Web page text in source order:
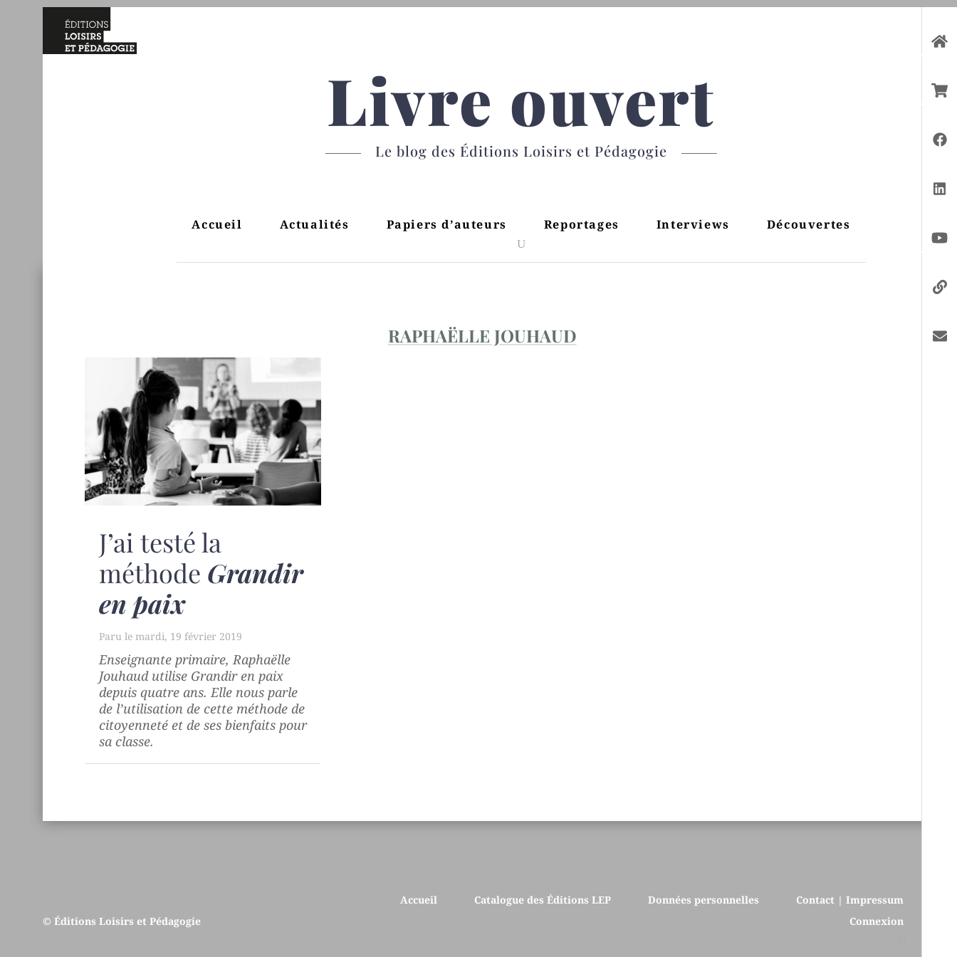
Livre ouvert
Le blog des Éditions Loisirs et Pédagogie
Accueil Actualités Papiers d’auteurs Reportages Interviews Découvertes
RAPHAËLLE JOUHAUD
J’ai testé la
méthode Grandir
en paix
mardi, 19 février 2019
Enseignante primaire, Raphaëlle
Jouhaud utilise Grandir en paix
depuis quatre ans. Elle nous parle
de l’utilisation de cette méthode de
citoyenneté et de ses bienfaits pour
sa classe.
© Éditions Loisirs et Pédagogie
Accueil Catalogue des Éditions LEP Données personnelles
Contact | Impressum
Connexion